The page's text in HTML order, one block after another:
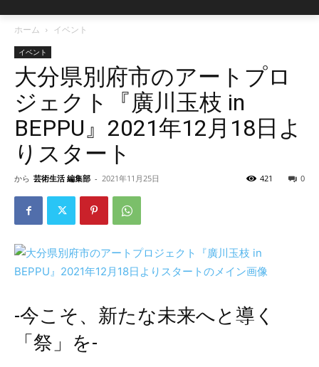
ホーム イベント
イベント
大分県別府市のアートプロ
ジェクト『廣川玉枝 in
BEPPU』2021年12月18日よ
りスタート
から 芸術生活 編集部 - 2021年11月25日 0
421
-今こそ、新たな未来へと導く
「祭」を-